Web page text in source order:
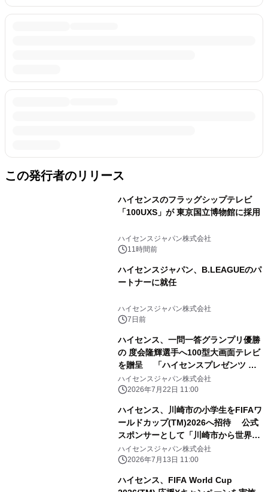
この発行者のリリース
ハイセンスのフラッグシップテレビ
「100UXS」が 東京国立博物館に採用
ハイセンスジャパン株式会社
11時間前
ハイセンスジャパン、B.LEAGUEのパ
ートナーに就任
ハイセンスジャパン株式会社
7日前
ハイセンス、一問一答グランプリ優勝
の 度会隆輝選手へ100型大画面テレビ
を贈呈 「ハイセンスプレゼンツ 横
浜DeNAベイスターズのここだけの話
2026」 チャレンジ企画で見事優勝
ハイセンスジャパン株式会社
2026年7月22日 11:00
ハイセンス、川崎市の小学生をFIFAワ
ールドカップ(TM)2026へ招待 公式
スポンサーとして「川崎市から世界
へ」を実施
ハイセンスジャパン株式会社
2026年7月13日 11:00
ハイセンス、FIFA World Cup